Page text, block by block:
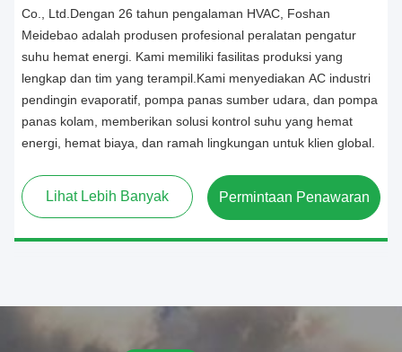
Co., Ltd.Dengan 26 tahun pengalaman HVAC, Foshan
Meidebao adalah produsen profesional peralatan pengatur
suhu hemat energi. Kami memiliki fasilitas produksi yang
lengkap dan tim yang terampil.Kami menyediakan AC industri
pendingin evaporatif, pompa panas sumber udara, dan pompa
panas kolam, memberikan solusi kontrol suhu yang hemat
energi, hemat biaya, dan ramah lingkungan untuk klien global.
Lihat Lebih Banyak Permintaan Penawaran